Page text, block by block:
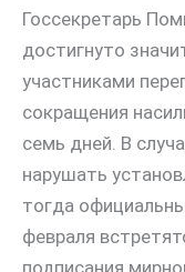
Госсекретарь
достигнуто
участниками
сокращения
семь дней. В
нарушать
тогда
февраля
подписания